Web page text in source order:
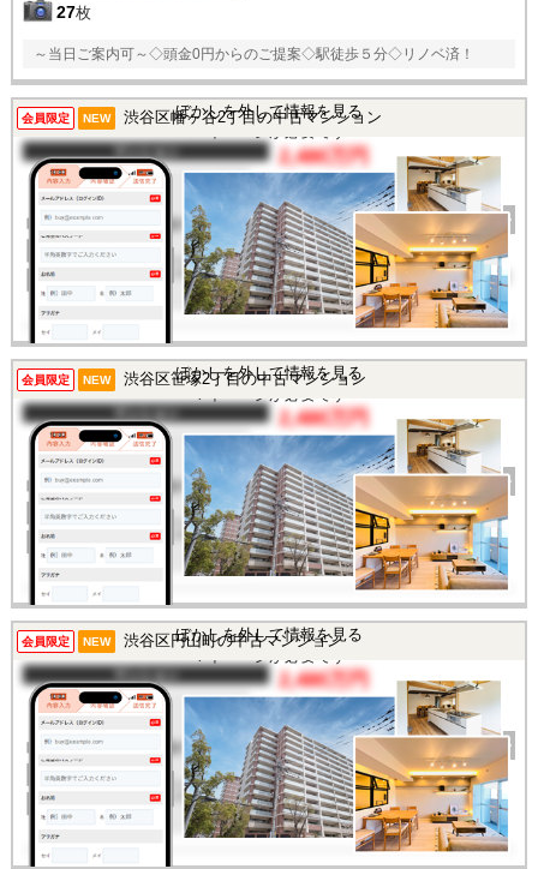
27枚
～当日ご案内可～◇頭金0円からのご提案◇駅徒歩５分◇リノベ済！
会員限定 NEW 渋谷区幡ヶ谷2丁目の中古マンション
マンション 2,480万円
間取り
1DK
完成年
1977年
建物面積 31.53㎡
土地面積 -
所在地 東京都渋谷区幡ヶ谷2丁目
交通 /
この物件を見るには
ぼかしを外して情報を見る
会員限定 NEW 渋谷区笹塚2丁目の中古マンション
マンション 2,480万円
間取り 1K
完成年
2003年
建物面積 20.19㎡
土地面積 -
所在地 東京都渋谷区笹塚2丁目
交通 /
この物件を見るには
ぼかしを外して情報を見る
会員限定 NEW 渋谷区円山町の中古マンション
2,480万円
間取り 1K
完成年
1983年
建物面積 21.87㎡
土地面積 -
所在地 東京都渋谷区円山町
交通 /
この物件を見るには
ぼかしを外して情報を見る